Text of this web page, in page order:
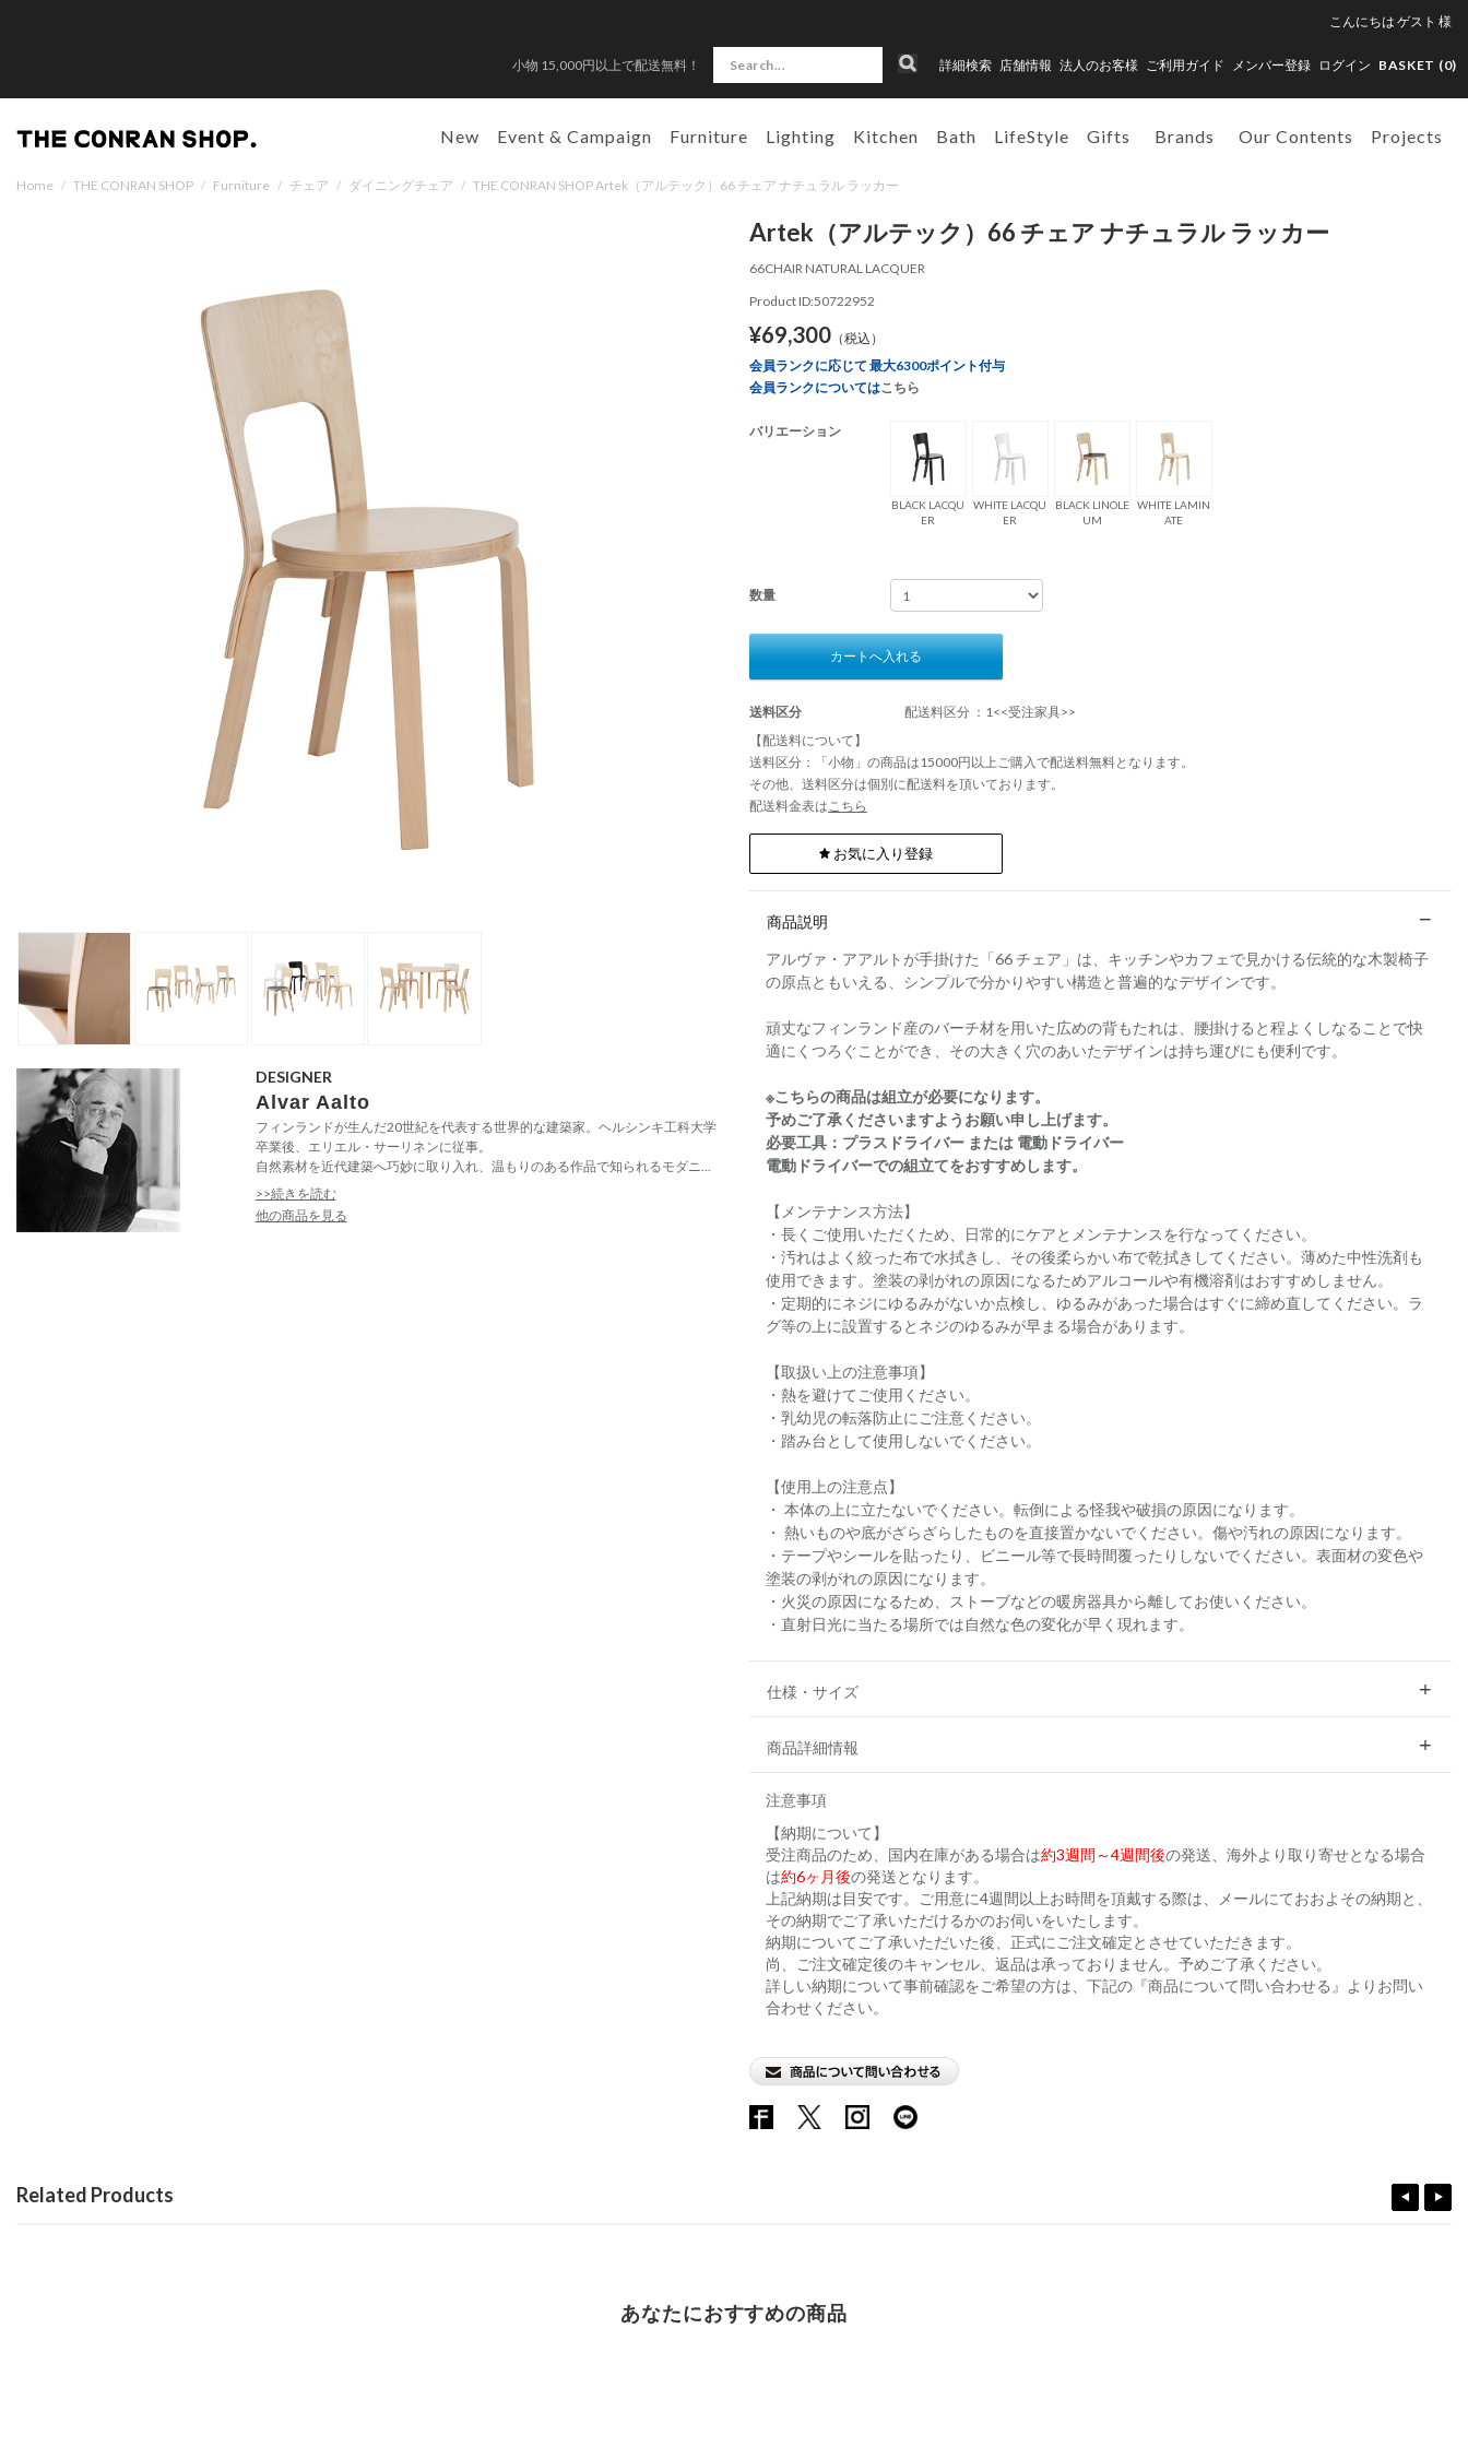
こんにちは ゲスト 様
小物 15,000円以上で配送無料！ 詳細検索 店舗情報 法人のお客様 ご利用ガイド メンバー登録 ログイン BASKET (0)
New Event & Campaign Furniture Lighting Kitchen Bath LifeStyle Gifts Brands Our Contents Projects
Home / THE CONRAN SHOP / Furniture / チェア / ダイニングチェア / THE CONRAN SHOP Artek（アルテック）66 チェア ナチュラル ラッカー
DESIGNER
Alvar Aalto
フィンランドが生んだ20世紀を代表する世界的な建築家。ヘルシンキ工科大学
卒業後、エリエル・サーリネンに従事。
自然素材を近代建築へ巧妙に取り入れ、温もりのある作品で知られるモダニ...
>>続きを読む
他の商品を見る
Artek（アルテック）66 チェア ナチュラル ラッカー
66CHAIR NATURAL LACQUER
Product ID:50722952
¥69,300（税込）
会員ランクに応じて 最大6300ポイント付与
会員ランクについてはこちら
バリエーション
BLACK LACQU
ER
WHITE LACQU
ER
BLACK LINOLE
UM
WHITE LAMIN
ATE
数量
カートへ入れる
送料区分
配送料区分 ：1<<受注家具>>
【配送料について】
送料区分：「小物」の商品は15000円以上ご購入で配送料無料となります。
その他、送料区分は個別に配送料を頂いております。
配送料金表はこちら
お気に入り登録
商品説明
アルヴァ・アアルトが手掛けた「66 チェア」は、キッチンやカフェで見かける伝統的な木製椅子
の原点ともいえる、シンプルで分かりやすい構造と普遍的なデザインです。
頑丈なフィンランド産のバーチ材を用いた広めの背もたれは、腰掛けると程よくしなることで快
適にくつろぐことができ、その大きく穴のあいたデザインは持ち運びにも便利です。
※こちらの商品は組立が必要になります。
予めご了承くださいますようお願い申し上げます。
必要工具：プラスドライバー または 電動ドライバー
電動ドライバーでの組立てをおすすめします。
【メンテナンス方法】
・長くご使用いただくため、日常的にケアとメンテナンスを行なってください。
・汚れはよく絞った布で水拭きし、その後柔らかい布で乾拭きしてください。薄めた中性洗剤も
使用できます。塗装の剥がれの原因になるためアルコールや有機溶剤はおすすめしません。
・定期的にネジにゆるみがないか点検し、ゆるみがあった場合はすぐに締め直してください。ラ
グ等の上に設置するとネジのゆるみが早まる場合があります。
【取扱い上の注意事項】
・熱を避けてご使用ください。
・乳幼児の転落防止にご注意ください。
・踏み台として使用しないでください。
【使用上の注意点】
・ 本体の上に立たないでください。転倒による怪我や破損の原因になります。
・ 熱いものや底がざらざらしたものを直接置かないでください。傷や汚れの原因になります。
・テープやシールを貼ったり、ビニール等で長時間覆ったりしないでください。表面材の変色や
塗装の剥がれの原因になります。
・火災の原因になるため、ストーブなどの暖房器具から離してお使いください。
・直射日光に当たる場所では自然な色の変化が早く現れます。
仕様・サイズ
商品詳細情報
注意事項
【納期について】
受注商品のため、国内在庫がある場合は約3週間～4週間後の発送、海外より取り寄せとなる場合
は約6ヶ月後の発送となります。
上記納期は目安です。ご用意に4週間以上お時間を頂戴する際は、メールにておおよその納期と、
その納期でご了承いただけるかのお伺いをいたします。
納期についてご了承いただいた後、正式にご注文確定とさせていただきます。
尚、ご注文確定後のキャンセル、返品は承っておりません。予めご了承ください。
詳しい納期について事前確認をご希望の方は、下記の『商品について問い合わせる』よりお問い
合わせください。
Related Products
あなたにおすすめの商品